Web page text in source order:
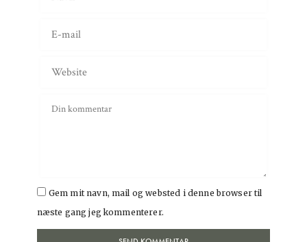
Gem mit navn, mail og websted i denne browser til
næste gang jeg kommenterer.